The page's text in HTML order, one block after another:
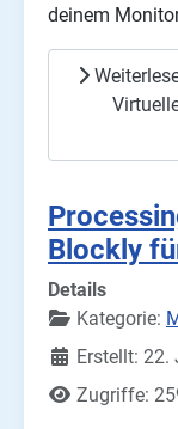
deinem
Blockly
Details
Kategorie:
Erstellt: 22.
Zugriffe: